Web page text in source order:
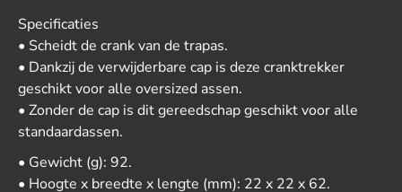
Specificaties
• Scheidt de crank van de trapas.
• Dankzij de verwijderbare cap is deze cranktrekker
geschikt voor alle oversized assen.
• Zonder de cap is dit gereedschap geschikt voor alle
standaardassen.
• Gewicht (g): 92.
• Hoogte x breedte x lengte (mm): 22 x 22 x 62.